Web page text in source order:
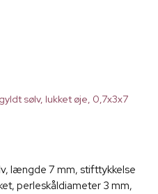
sølv, lukket øje, 0,7x3x7
længde 7 mm, stifttykkelse
perleskåldiameter 3 mm,